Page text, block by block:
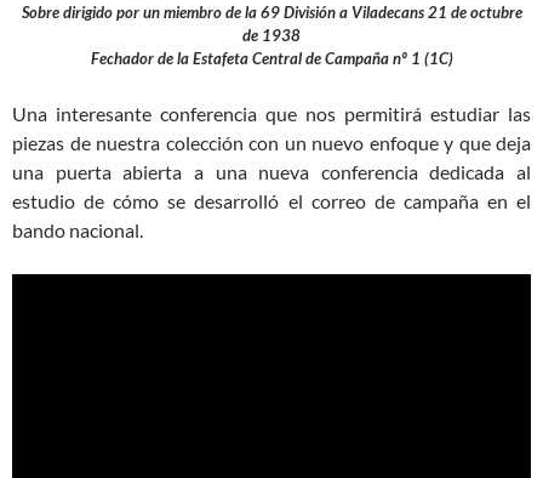
Sobre dirigido por un miembro de la 69 División a Viladecans 21 de octubre
de 1938
Fechador de la Estafeta Central de Campaña nº 1 (1C)
Una interesante conferencia que nos permitirá estudiar las
piezas de nuestra colección con un nuevo enfoque y que deja
una puerta abierta a una nueva conferencia dedicada al
estudio de cómo se desarrolló el correo de campaña en el
bando nacional.